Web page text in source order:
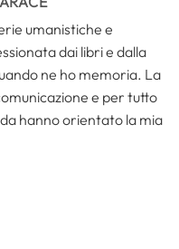
umanistiche e
dai libri e dalla
ne ho memoria. La
e per tutto
hanno orientato la mia